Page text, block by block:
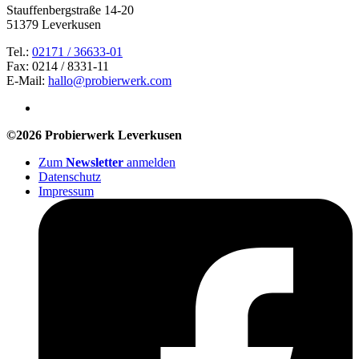
Stauffenbergstraße 14-20
51379 Leverkusen
Tel.: 02171 / 36633-01
Fax: 0214 / 8331-11
E-Mail: hallo@probierwerk.com
©2026 Probierwerk Leverkusen
Zum Newsletter anmelden
Datenschutz
Impressum